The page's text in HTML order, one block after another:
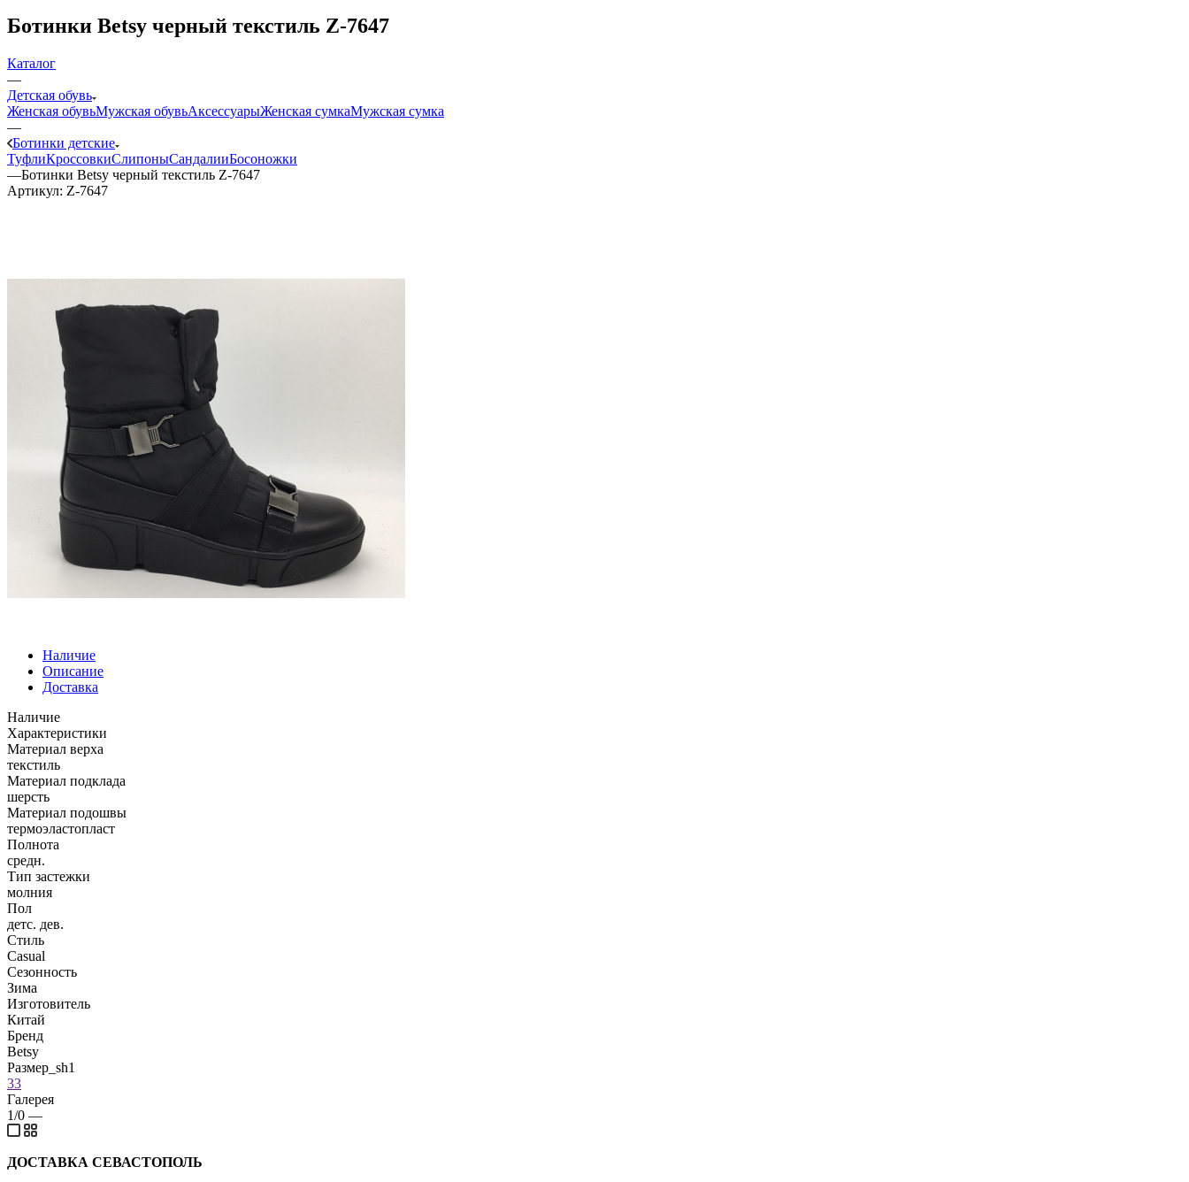
Ботинки Betsy черный текстиль Z-7647
Каталог
—
Детская обувь
Женская обувьМужская обувьАксессуарыЖенская сумкаМужская сумка
—
Ботинки детские
ТуфлиКроссовкиСлипоныСандалииБосоножки
—Ботинки Betsy черный текстиль Z-7647
Артикул: Z-7647
Наличие
Описание
Доставка
Наличие
Характеристики
Материал верха
текстиль
Материал подклада
шерсть
Материал подошвы
термоэластопласт
Полнота
средн.
Тип застежки
молния
Пол
детс. дев.
Стиль
Casual
Сезонность
Зима
Изготовитель
Китай
Бренд
Betsy
Размер_sh1
33
Галерея
1/0 —
ДОСТАВКА СЕВАСТОПОЛЬ